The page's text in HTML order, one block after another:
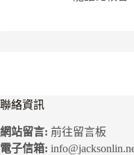
聯絡資訊
網站留言: 前往留言板
電子信箱: